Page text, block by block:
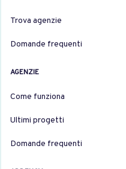
Trova agenzie
Domande frequenti
AGENZIE
Come funziona
Ultimi progetti
Domande frequenti